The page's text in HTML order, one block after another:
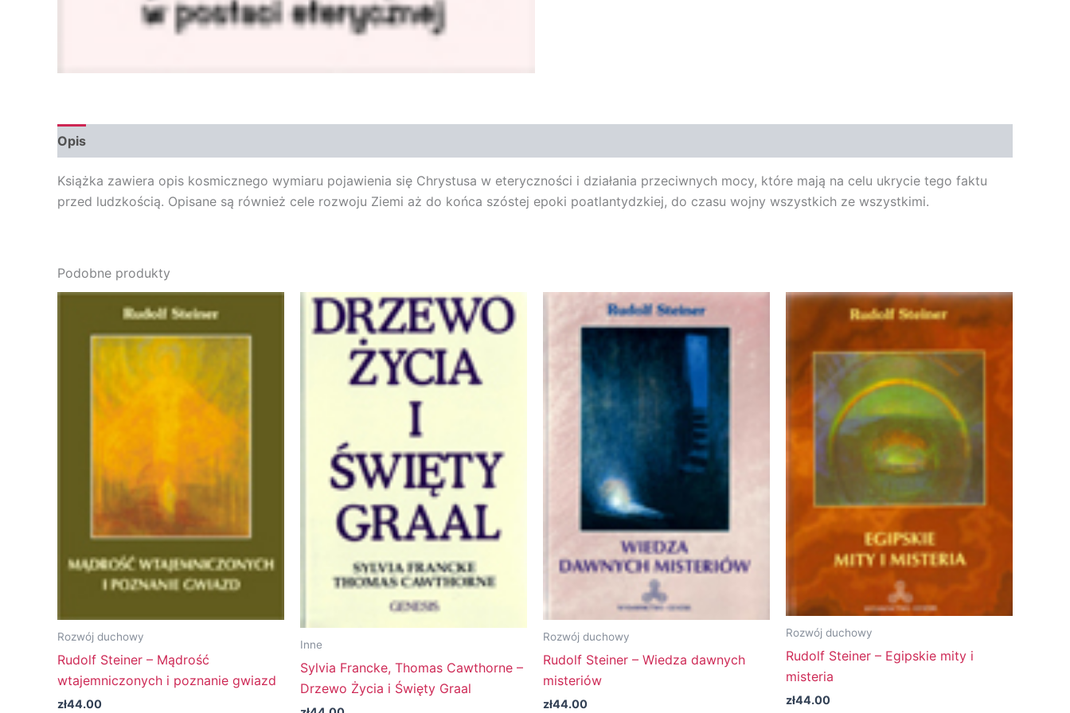
Opis
Książka zawiera opis kosmicznego wymiaru pojawienia się Chrystusa w eteryczności i działania przeciwnych mocy, które mają na celu ukrycie tego faktu
przed ludzkością. Opisane są również cele rozwoju Ziemi aż do końca szóstej epoki poatlantydzkiej, do czasu wojny wszystkich ze wszystkimi.
Podobne produkty
Rozwój duchowy
Rudolf Steiner – Mądrość
wtajemniczonych i poznanie gwiazd
zł44.00
Inne
Sylvia Francke, Thomas Cawthorne –
Drzewo Życia i Święty Graal
Rozwój duchowy
Rudolf Steiner – Wiedza dawnych
misteriów
zł44.00
Rozwój duchowy
Rudolf Steiner – Egipskie mity i
misteria
zł44.00